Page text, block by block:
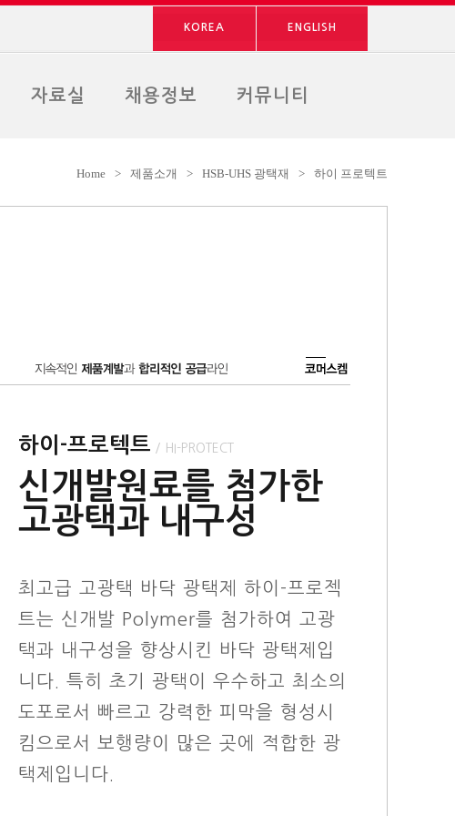
KOREA ENGLISH
자료실 채용정보 커뮤니티
Home > 제품소개 > HSB-UHS 광택재 > 하이 프로텍트
하이-프로텍트 / HI-PROTECT
신개발원료를 첨가한
고광택과 내구성
최고급 고광택 바닥 광택제 하이-프로젝
트는 신개발 Polymer를 첨가하여 고광
택과 내구성을 향상시킨 바닥 광택제입
니다. 특히 초기 광택이 우수하고 최소의
도포로서 빠르고 강력한 피막을 형성시
킴으로서 보행량이 많은 곳에 적합한 광
택제입니다.